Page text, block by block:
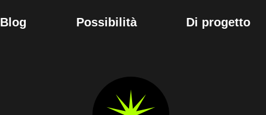
Blog Possibilità Di progetto